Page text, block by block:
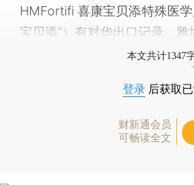
HMFortifi 喜康宝贝添特殊医
宝贝添”）有对华出口记录，雅
本文共计1347
登录 后获取
财新通会员
可畅读全文